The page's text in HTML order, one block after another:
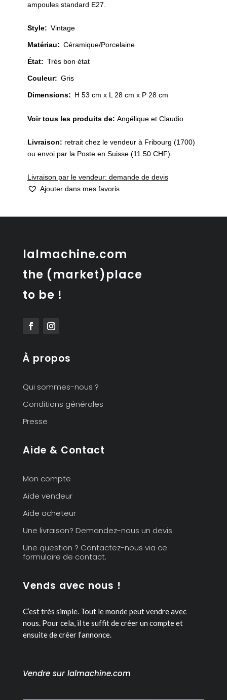
ampoules standard E27.
Style: Vintage
Matériau: Céramique/Porcelaine
État: Très bon état
Couleur: Gris
Dimensions: H 53 cm x L 28 cm x P 28 cm
Voir tous les produits de: Angélique et Claudio
Livraison: retrait chez le vendeur à Fribourg (1700)
ou envoi par la Poste en Suisse (11.50 CHF)
Livraison par le vendeur: demande de devis
Ajouter dans mes favoris
lalmachine.com
the (market)place
to be !
À propos
Qui sommes-nous ?
Conditions générales
Presse
Aide & Contact
Mon compte
Aide vendeur
Aide acheteur
Une livraison? Demandez-nous un devis
Une question ? Contactez-nous via ce
formulaire de contact.
Vends avec nous !
C’est très simple. Tout le monde peut vendre avec
nous. Pour cela, il te suffit de créer un compte et
ensuite de créer l’annonce.
Vendre sur lalmachine.com